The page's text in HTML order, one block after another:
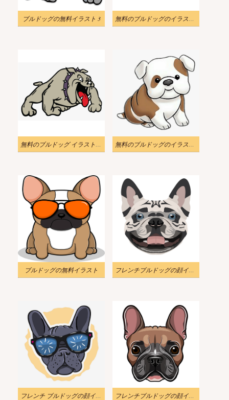
ブルドッグの無料イラスト 3 無料のブルドッグのイラスト png 画像
無料のブルドッグ イラスト png 画像 無料のブルドッグのイラスト png
ブルドッグの無料イラスト フレンチブルドッグの顔イラスト 無料
フレンチ ブルドッグの顔イラスト png イメージ フレンチブルドッグの顔イラストpng